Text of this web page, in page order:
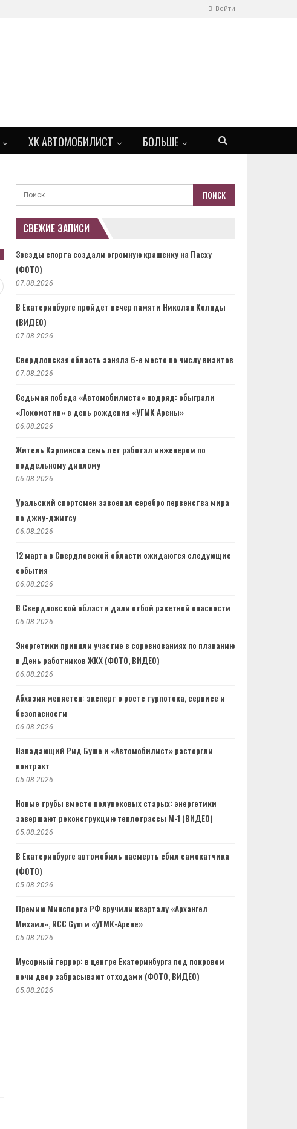
Войти
ХК АВТОМОБИЛИСТ БОЛЬШЕ
СВЕЖИЕ ЗАПИСИ
Звезды спорта создали огромную крашенку на Пасху
(ФОТО)
07.08.2026
В Екатеринбурге пройдет вечер памяти Николая Коляды
(ВИДЕО)
07.08.2026
Свердловская область заняла 6-е место по числу визитов
07.08.2026
Седьмая победа «Автомобилиста» подряд: обыграли
«Локомотив» в день рождения «УГМК Арены»
06.08.2026
Житель Карпинска семь лет работал инженером по
поддельному диплому
06.08.2026
Уральский спортсмен завоевал серебро первенства мира
по джиу-джитсу
06.08.2026
12 марта в Свердловской области ожидаются следующие
события
06.08.2026
В Свердловской области дали отбой ракетной опасности
06.08.2026
Энергетики приняли участие в соревнованиях по плаванию
в День работников ЖКХ (ФОТО, ВИДЕО)
06.08.2026
Абхазия меняется: эксперт о росте турпотока, сервисе и
безопасности
06.08.2026
Нападающий Рид Буше и «Автомобилист» расторгли
контракт
05.08.2026
Новые трубы вместо полувековых старых: энергетики
завершают реконструкцию теплотрассы М-1 (ВИДЕО)
05.08.2026
В Екатеринбурге автомобиль насмерть сбил самокатчика
(ФОТО)
05.08.2026
Премию Минспорта РФ вручили кварталу «Архангел
Михаил», RCC Gym и «УГМК-Арене»
05.08.2026
Мусорный террор: в центре Екатеринбурга под покровом
ночи двор забрасывают отходами (ФОТО, ВИДЕО)
05.08.2026